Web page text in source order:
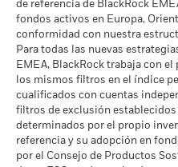
Porcentaje de Cobertura ESG
de MSCI
a 17 jul 2026
Puntuación de Calidad ESG
de MSCI - Percentil entre
Empresas Similares
a 17 jul 2026
Fondos en Grupo de
Características Similares
a 17 jul 2026
Cobertura de Implicación
Empresarial
a 30 jun 2026
Porcentaje del Fondo no
cubierto
a 30 jun 2026
Las exposiciones a
indicadas anteriormente para
de referencia de BlackRock
fondos activos en Europa,
conformidad con nuestra
Para todas las nuevas
EMEA, BlackRock trabaja con
los mismos filtros en el índice
cualificados con cuentas
filtros de exclusión
determinados por el propio
referencia y su adopción en
por el Consejo de Productos